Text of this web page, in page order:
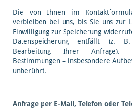
Die von Ihnen im
verbleiben bei uns, bis Sie uns zur
Einwilligung zur Speicherung
Datenspeicherung entfällt (z. B.
Bearbeitung Ihrer Anfrage).
Bestimmungen – insbesondere
unberührt.
Anfrage per E-Mail, Telefon oder